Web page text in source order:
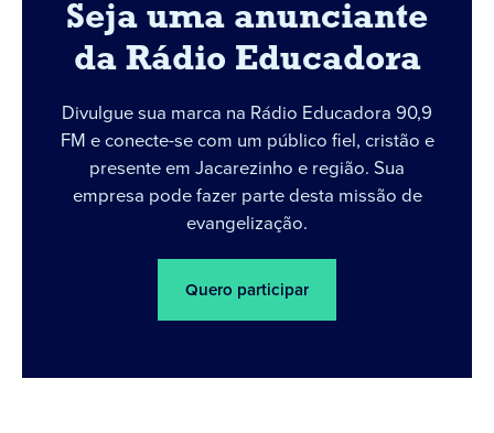
Seja uma anunciante
da Rádio Educadora
Divulgue sua marca na Rádio Educadora 90,9
FM e conecte-se com um público fiel, cristão e
presente em Jacarezinho e região. Sua
empresa pode fazer parte desta missão de
evangelização.
Quero participar